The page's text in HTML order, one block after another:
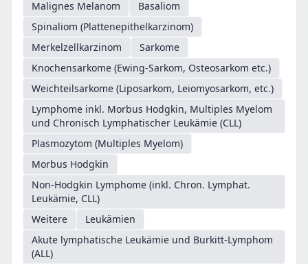
Malignes Melanom
Basaliom
Spinaliom (Plattenepithelkarzinom)
Merkelzellkarzinom
Sarkome
Knochensarkome (Ewing-Sarkom, Osteosarkom etc.)
Weichteilsarkome (Liposarkom, Leiomyosarkom, etc.)
Lymphome inkl. Morbus Hodgkin, Multiples Myelom
und Chronisch Lymphatischer Leukämie (CLL)
Plasmozytom (Multiples Myelom)
Morbus Hodgkin
Non-Hodgkin Lymphome (inkl. Chron. Lymphat.
Leukämie, CLL)
Weitere
Leukämien
Akute lymphatische Leukämie und Burkitt-Lymphom
(ALL)